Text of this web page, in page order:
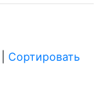
Сортировать